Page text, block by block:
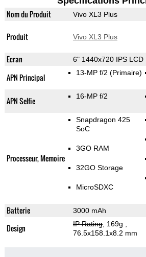
Nom du Produit Vivo XL3 Plus
Produit Vivo XL3 Plus
Ecran 6" 1440x720 IPS LCD
APN Principal 13-MP f/2 (Primaire)
APN Selfie 16-MP f/2
Processeur, Memoire
Snapdragon 425
SoC
3GO RAM
32GO Storage
MicroSDXC
Batterie 3000 mAh
Design IP Rating, 169g
76.5x158.1x8.2 mm